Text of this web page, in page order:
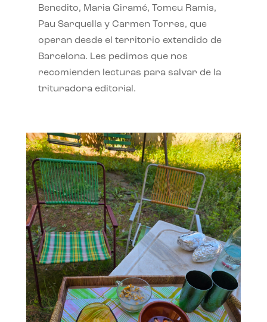
Benedito, Maria Giramé, Tomeu Ramis,
Pau Sarquella y Carmen Torres, que
operan desde el territorio extendido de
Barcelona. Les pedimos que nos
recomienden lecturas para salvar de la
trituradora editorial.